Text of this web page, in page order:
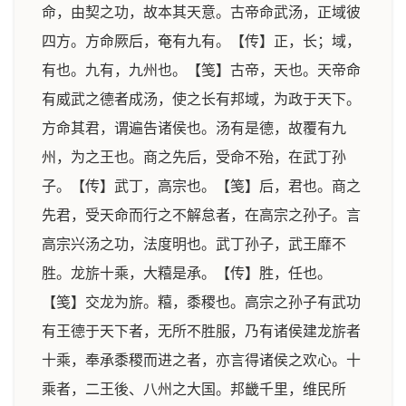
命，由契之功，故本其天意。古帝命武汤，正域彼
四方。方命厥后，奄有九有。【传】正，长；域，
有也。九有，九州也。【笺】古帝，天也。天帝命
有威武之德者成汤，使之长有邦域，为政于天下。
方命其君，谓遍告诸侯也。汤有是德，故覆有九
州，为之王也。商之先后，受命不殆，在武丁孙
子。【传】武丁，高宗也。【笺】后，君也。商之
先君，受天命而行之不解怠者，在高宗之孙子。言
高宗兴汤之功，法度明也。武丁孙子，武王靡不
胜。龙旂十乘，大糦是承。【传】胜，任也。
【笺】交龙为旂。糦，黍稷也。高宗之孙子有武功
有王德于天下者，无所不胜服，乃有诸侯建龙旂者
十乘，奉承黍稷而进之者，亦言得诸侯之欢心。十
乘者，二王後、八州之大国。邦畿千里，维民所